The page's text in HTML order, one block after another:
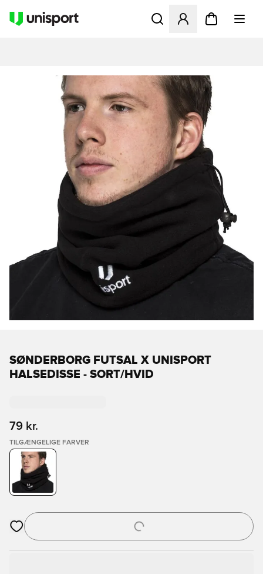
Åbner en Modal til at
SØNDERBORG FUTSAL X UNISPORT
HALSEDISSE - SORT/HVID
79 kr.
TILGÆNGELIGE FARVER
Åbner en Modal til at logge ind eller tilmelde dig som medlem